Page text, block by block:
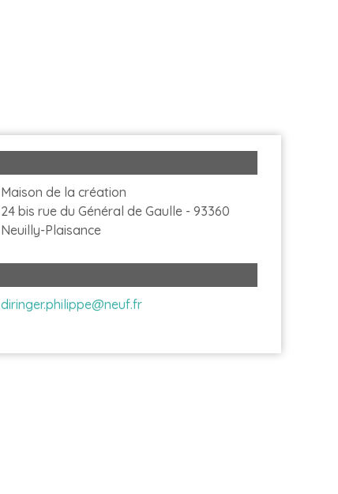
Maison de la création
24 bis rue du Général de Gaulle - 93360
Neuilly-Plaisance
diringer.philippe@neuf.fr